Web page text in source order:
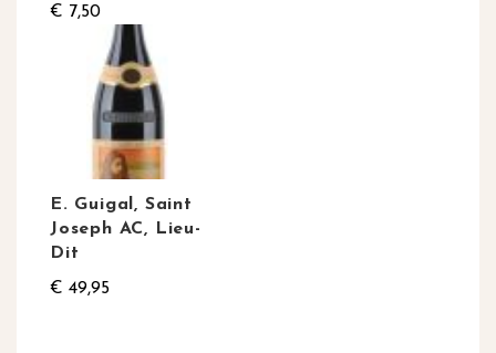
€ 7,50
E. Guigal, Saint
Joseph AC, Lieu-
Dit
€ 49,95